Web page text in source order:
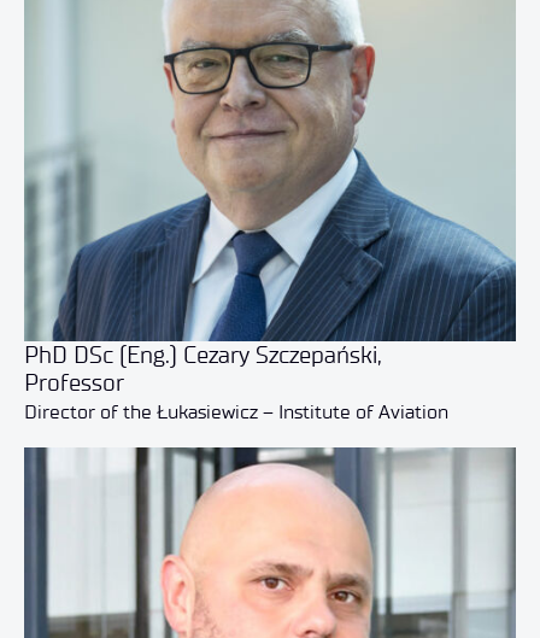
PhD DSc (Eng.) Cezary Szczepański,
Professor
Director of the Łukasiewicz – Institute of Aviation